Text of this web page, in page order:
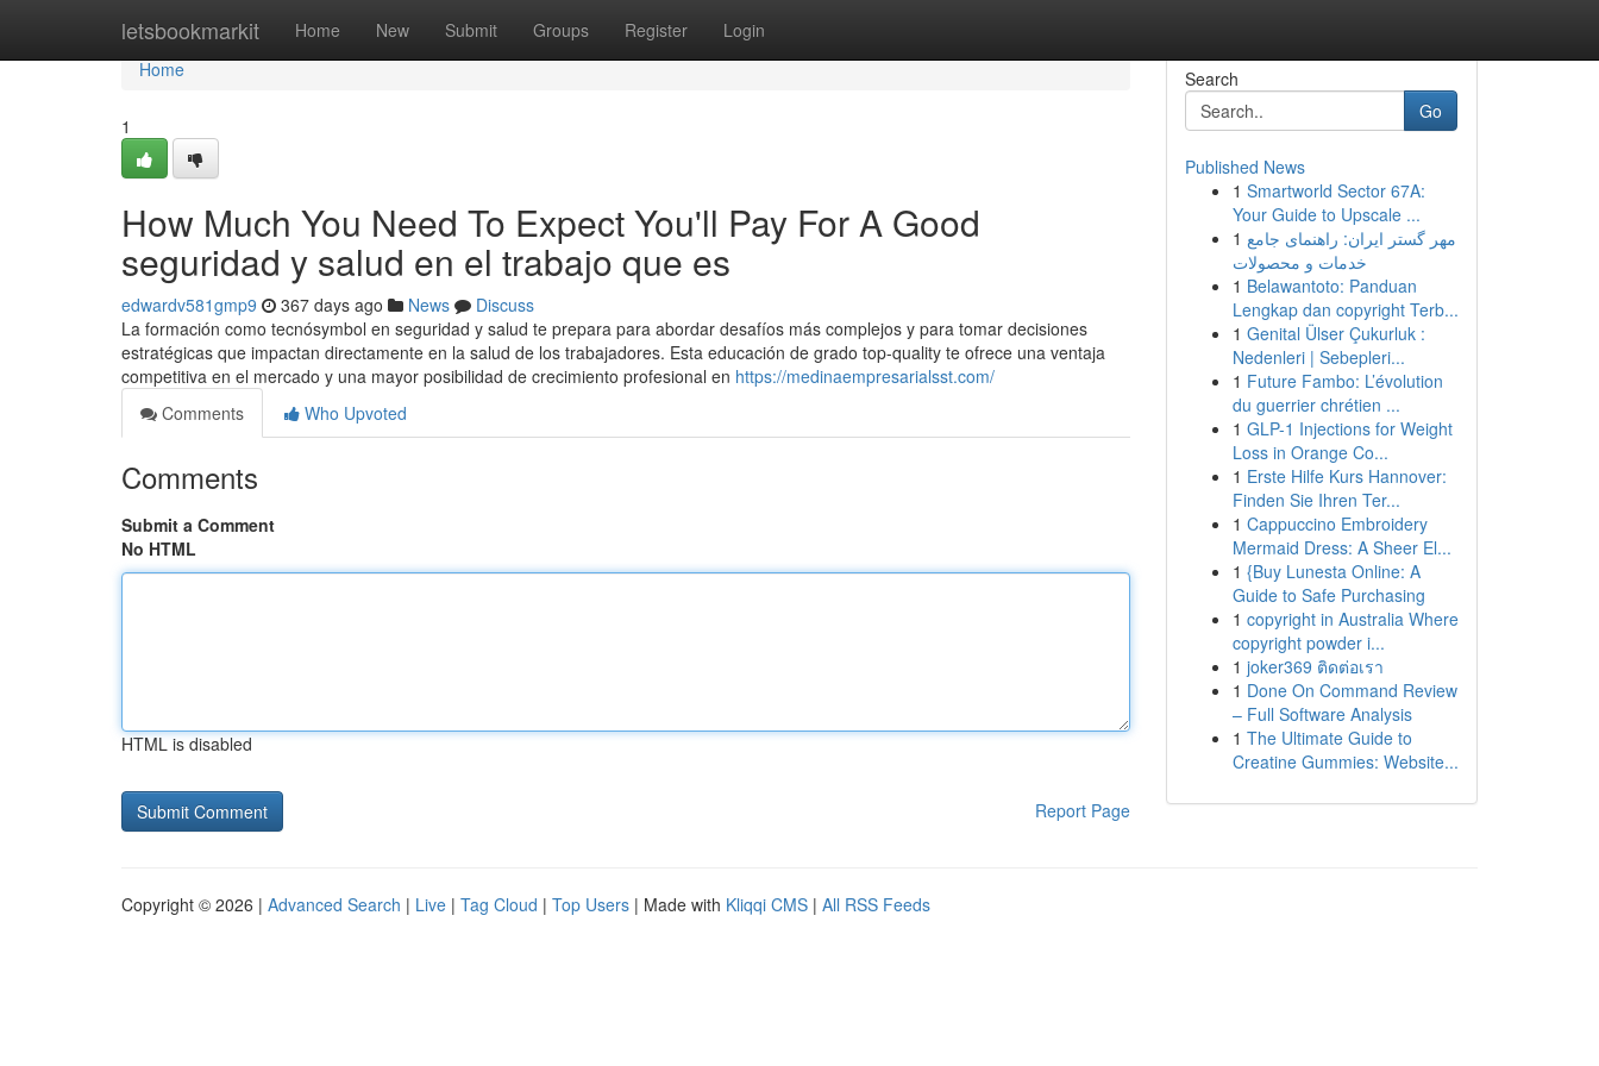
letsbookmarkit Home New Submit Groups Register Login
Home
Home
1
How Much You Need To Expect You'll Pay For A Good
seguridad y salud en el trabajo que es
edwardv581gmp9 367 days ago News
Discuss
La formación como tecnósymbol en seguridad y salud te prepara para abordar desafíos más complejos y para tomar decisiones
estratégicas que impactan directamente en la salud de los trabajadores. Esta educación de grado top-quality te ofrece una ventaja
competitiva en el mercado y una mayor posibilidad de crecimiento profesional en https://medinaempresarialsst.com/
Comments
Who Upvoted
Comments
Submit a Comment
No HTML
HTML is disabled
Report Page
Search
Go
Published News
1 Smartworld Sector 67A:
Your Guide to Upscale ...
1 مهر گستر ایران: راهنمای جامع
خدمات و محصولات
1 Belawantoto: Panduan
Lengkap dan copyright Terb...
1 Genital Ülser Çukurluk :
Nedenleri | Sebepleri...
1 Future Fambo: L’évolution
du guerrier chrétien ...
1 GLP-1 Injections for Weight
Loss in Orange Co...
1 Erste Hilfe Kurs Hannover:
Finden Sie Ihren Ter...
1 Cappuccino Embroidery
Mermaid Dress: A Sheer El...
1 {Buy Lunesta Online: A
Guide to Safe Purchasing
1 copyright in Australia Where
copyright powder i...
1 joker369 ติดต่อเรา
1 Done On Command Review
– Full Software Analysis
1 The Ultimate Guide to
Creatine Gummies: Website...
Copyright © 2026 | Advanced Search | Live | Tag Cloud | Top Users | Made with Kliqqi CMS | All RSS Feeds